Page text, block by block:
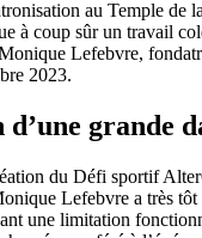
au Temple de
à coup sûr un travail
Lefebvre,
2023.
grande
du Défi sportif
Lefebvre a très
une limitation